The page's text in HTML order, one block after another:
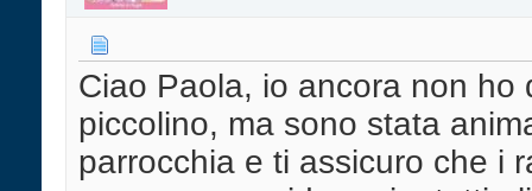
Ciao Paola, io ancora non ho
piccolino, ma sono stata
parrocchia e ti assicuro che i